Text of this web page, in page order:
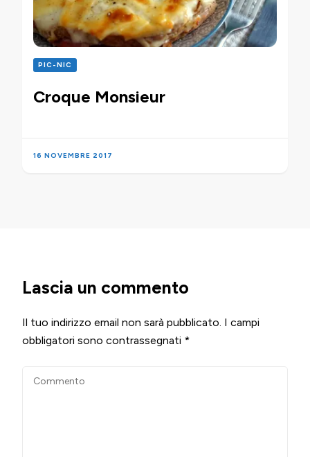
PIC-NIC
Croque Monsieur
16 NOVEMBRE 2017
Lascia un commento
Il tuo indirizzo email non sarà pubblicato. I campi
obbligatori sono contrassegnati *